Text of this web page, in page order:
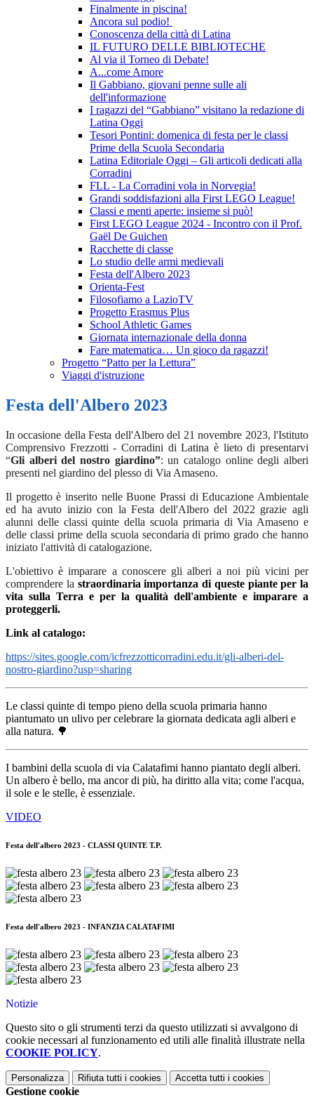
Finalmente in piscina!
Ancora sul podio!
Conoscenza della città di Latina
IL FUTURO DELLE BIBLIOTECHE
Al via il Torneo di Debate!
A...come Amore
Il Gabbiano, giovani penne sulle ali
dell'informazione
I ragazzi del “Gabbiano” visitano la redazione di
Latina Oggi
Tesori Pontini: domenica di festa per le classi
Prime della Scuola Secondaria
Latina Editoriale Oggi – Gli articoli dedicati alla
Corradini
FLL - La Corradini vola in Norvegia!
Grandi soddisfazioni alla First LEGO League!
Classi e menti aperte: insieme si può!
First LEGO League 2024 - Incontro con il Prof.
Gaël De Guichen
Racchette di classe
Lo studio delle armi medievali
Festa dell'Albero 2023
Orienta-Fest
Filosofiamo a LazioTV
Progetto Erasmus Plus
School Athletic Games
Giornata internazionale della donna
Fare matematica… Un gioco da ragazzi!
Progetto “Patto per la Lettura”
Viaggi d'istruzione
Festa dell'Albero 2023
In occasione della Festa dell'Albero del 21 novembre 2023, l'Istituto
Comprensivo Frezzotti - Corradini di Latina è lieto di presentarvi
“Gli alberi del nostro giardino”: un catalogo online degli alberi
presenti nel giardino del plesso di Via Amaseno.
Il progetto è inserito nelle Buone Prassi di Educazione Ambientale
ed ha avuto inizio con la Festa dell'Albero del 2022 grazie agli
alunni delle classi quinte della scuola primaria di Via Amaseno e
delle classi prime della scuola secondaria di primo grado che hanno
iniziato l'attività di catalogazione.
L'obiettivo è imparare a conoscere gli alberi a noi più vicini per
comprendere la straordinaria importanza di queste piante per la
vita sulla Terra e per la qualità dell'ambiente e imparare a
proteggerli.
Link al catalogo:
https://sites.google.com/icfrezzotticorradini.edu.it/gli-alberi-del-
nostro-giardino?usp=sharing
Le classi quinte di tempo pieno della scuola primaria hanno
piantumato un ulivo per celebrare la giornata dedicata agli alberi e
alla natura. 🌳
I bambini della scuola di via Calatafimi hanno piantato degli alberi.
Un albero è bello, ma ancor di più, ha diritto alla vita; come l'acqua,
il sole e le stelle, è essenziale.
VIDEO
Festa dell'albero 2023 - CLASSI QUINTE T.P.
Festa dell'albero 2023 - INFANZIA CALATAFIMI
Notizie
Questo sito o gli strumenti terzi da questo utilizzati si avvalgono di
cookie necessari al funzionamento ed utili alle finalità illustrate nella
COOKIE POLICY.
Personalizza Rifiuta tutti i cookies Accetta tutti i cookies
Gestione cookie